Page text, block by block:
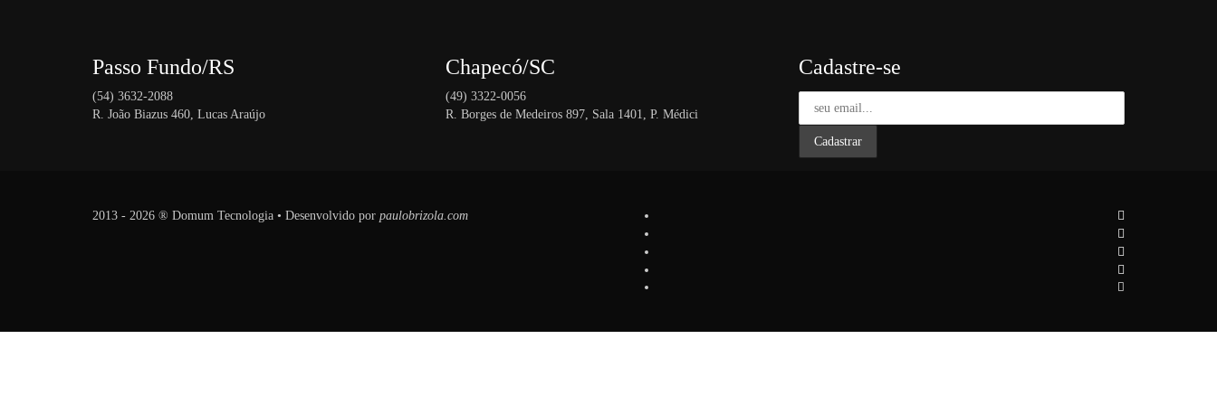
Passo Fundo/RS
(54) 3632-2088
R. João Biazus 460, Lucas Araújo
Chapecó/SC
(49) 3322-0056
R. Borges de Medeiros 897, Sala 1401, P. Médici
Cadastre-se
2013 - 2026 ® Domum Tecnologia • Desenvolvido por paulobrizola.com